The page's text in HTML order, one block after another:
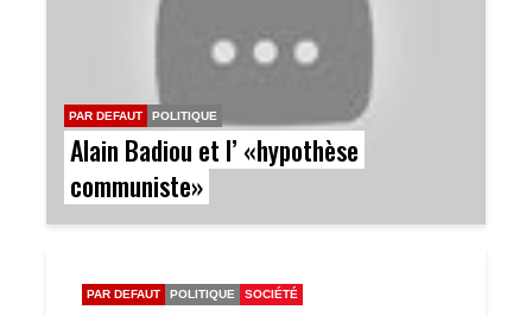
PAR DEFAUT POLITIQUE
Alain Badiou et l’ «hypothèse
communiste»
PAR DEFAUT POLITIQUE SOCIÉTÉ